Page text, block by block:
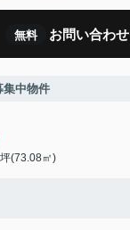
無料 お問い合わせ
集中物件
(73.08㎡)